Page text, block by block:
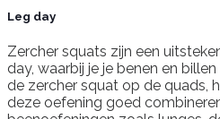
Leg day
Zercher squats zijn een
day, waarbij je je benen en
de zercher squat op de quads,
deze oefening goed